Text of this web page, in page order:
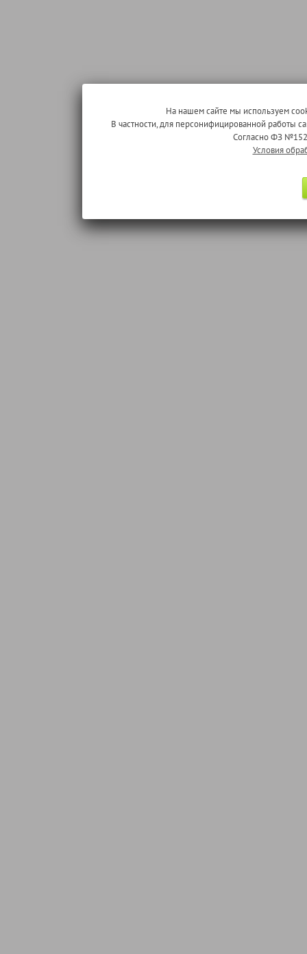
На нашем сайте мы используем
В частности, для персонифицированной работы
Согласно ФЗ
Условия